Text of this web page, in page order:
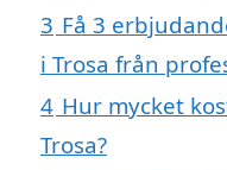
3 Få 3
i Trosa från
4 Hur mycket
Trosa?